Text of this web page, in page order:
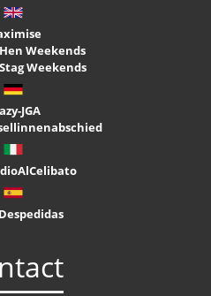
Weekends
Weekends
JGA